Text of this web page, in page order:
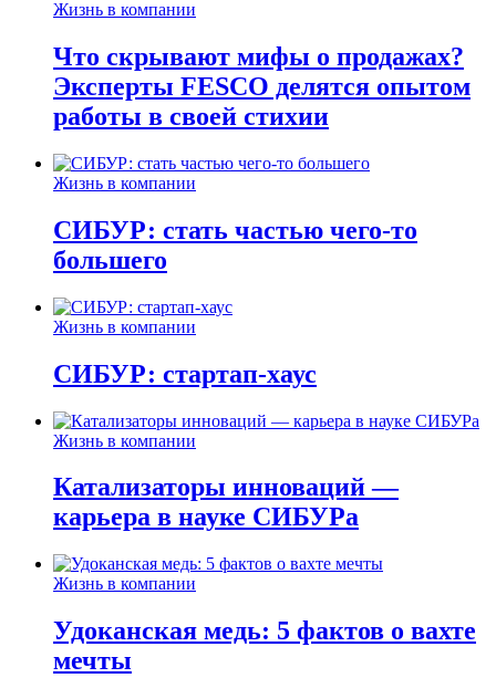
Жизнь в компании
Что скрывают мифы о продажах?
Эксперты FESCO делятся опытом
работы в своей стихии
Жизнь в компании
СИБУР: стать частью чего-то
большего
Жизнь в компании
СИБУР: стартап-хаус
Жизнь в компании
Катализаторы инноваций —
карьера в науке СИБУРа
Жизнь в компании
Удоканская медь: 5 фактов о вахте
мечты